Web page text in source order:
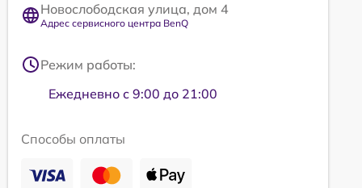
Новослободская улица, дом 4
Адрес сервисного центра BenQ
Режим работы:
Ежедневно с 9:00 до 21:00
Способы оплаты